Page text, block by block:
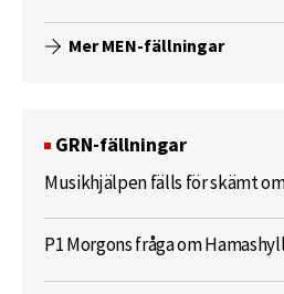
Mer MEN-fällningar
GRN-fällningar
Musikhjälpen fälls för skämt
P1 Morgons fråga om